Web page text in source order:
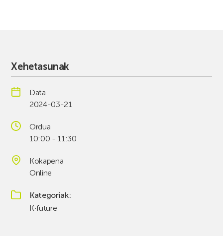
Xehetasunak
Data
2024-03-21
Ordua
10:00 - 11:30
Kokapena
Online
Kategoriak
K·future